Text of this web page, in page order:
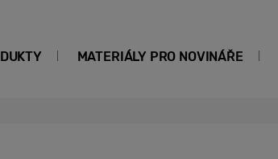
MATERIÁLY PRO NOVINÁŘE